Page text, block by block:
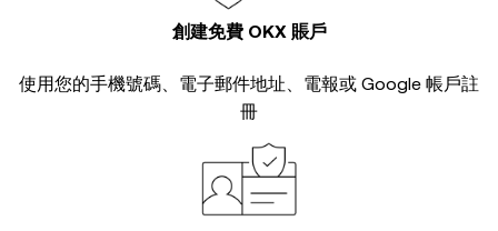
創建免費 OKX 賬戶
使用您的手機號碼、電子郵件地址、電報或 Google 帳戶註
冊